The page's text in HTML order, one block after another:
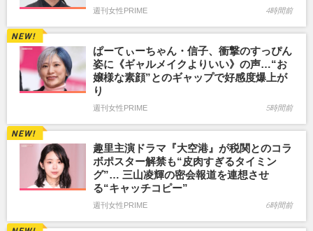
週刊女性PRIME 4時間前
ぱーてぃーちゃん・信子、衝撃のすっぴん
姿に《ギャルメイクよりいい》の声…“お
嬢様な素顔”とのギャップで好感度爆上が
り
週刊女性PRIME 5時間前
趣里主演ドラマ『大空港』が税関とのコラ
ボポスター解禁も“皮肉すぎるタイミン
グ”… 三山凌輝の密会報道を連想させ
る“キャッチコピー”
週刊女性PRIME 6時間前